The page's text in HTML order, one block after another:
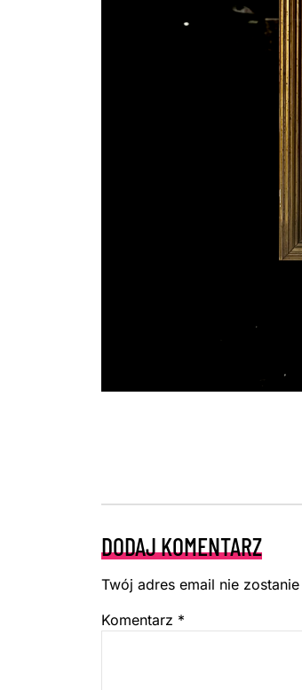
DODAJ KOMENTARZ
Twój adres email nie
Komentarz *